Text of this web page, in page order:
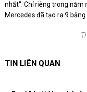
nhất". Chỉ riêng trong năm
Mercedes đã tạo ra 9 bằng
TIN LIÊN QUAN